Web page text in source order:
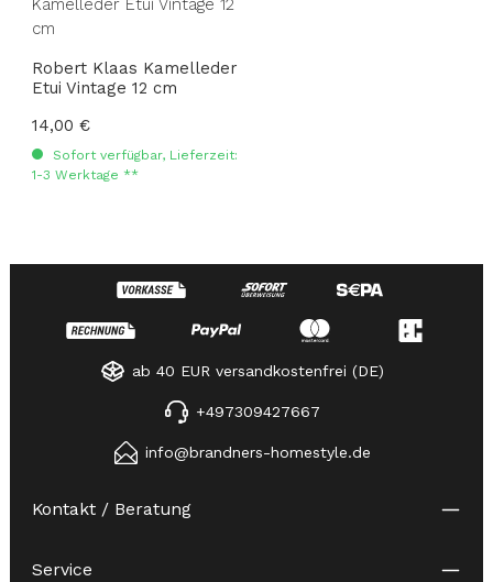
Robert Klaas Kamelleder
Etui Vintage 12 cm
Regulärer Preis:
14,00 €
Sofort verfügbar, Lieferzeit:
1-3 Werktage **
ab 40 EUR versandkostenfrei (DE)
+497309427667
info@brandners-homestyle.de
Kontakt / Beratung
Service